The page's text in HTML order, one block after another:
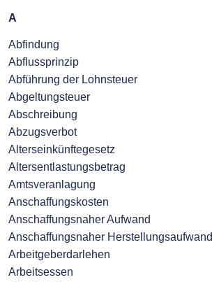
A
Abfindung
Abflussprinzip
Abführung der Lohnsteuer
Abgeltungsteuer
Abschreibung
Abzugsverbot
Alterseinkünftegesetz
Altersentlastungsbetrag
Amtsveranlagung
Anschaffungskosten
Anschaffungsnaher Aufwand
Anschaffungsnaher Herstellungsaufwand
Arbeitgeberdarlehen
Arbeitsessen